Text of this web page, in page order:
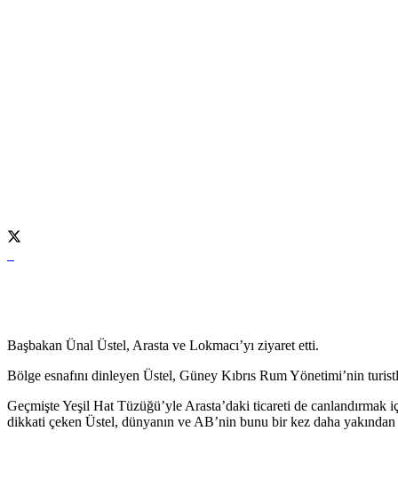
Başbakan Ünal Üstel, Arasta ve Lokmacı’yı ziyaret etti.
Bölge esnafını dinleyen Üstel, Güney Kıbrıs Rum Yönetimi’nin
Geçmişte Yeşil Hat Tüzüğü’yle Arasta’daki ticareti de canlandırmak
dikkati çeken Üstel, dünyanın ve AB’nin bunu bir kez daha